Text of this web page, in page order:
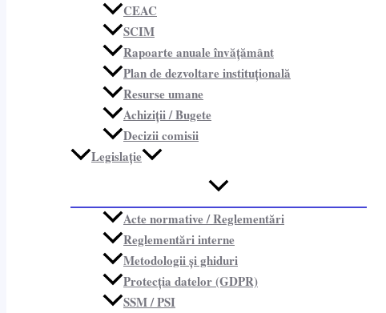
CEAC
SCIM
Rapoarte anuale învățământ
Plan de dezvoltare instituțională
Resurse umane
Achiziții / Bugete
Decizii comisii
Legislație
Acte normative / Reglementări
Reglementări interne
Metodologii și ghiduri
Protecția datelor (GDPR)
SSM / PSI